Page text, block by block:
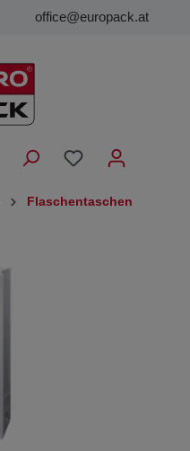
office@europack.at
Flaschentaschen